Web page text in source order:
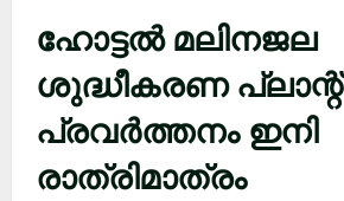
ഹോട്ടൽ മലിനജല
ശുദ്ധീകരണ പ്ലാന്റ്
പ്രവർത്തനം ഇനി
രാത്രിമാത്രം